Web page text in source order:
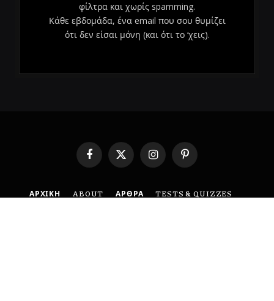
φίλτρα και χωρίς spamming.
Κάθε εβδομάδα, ένα email που σου θυμίζει
ότι δεν είσαι μόνη (και ότι το ‘χεις).
Facebook
X
(Twitter)
InstagramPinterest
ΑΡΧΙΚΗ ABOUT ΑΡΘΡΑ
TESTS & QUIZZES